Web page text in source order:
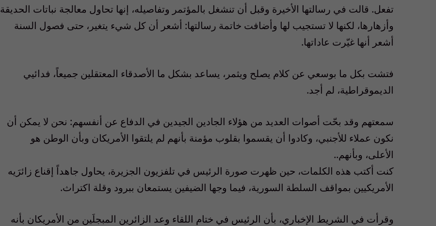
تفعل. قالت في رسالتها الأخيرة وقبل أن تنشغل بالمؤتمر وتفاصيله، إنها تحاول معالجة نباتات الحديقة
وأزهارها، لكنها لا تستجيب لها وأضافت خاتمة رسالتها: أشعر أن كل شيء يتغير، حتى فصول السنة
أشعر أنها غيّرت عاداتها.
فتشت بكل ما بوسعي عن كلام يصلح ويثمر، يساعد بشكل ما الأصدقاء المعتقلين جميعاً، فدائيي
الديموقراطية، لم أجد.
سمعتهم وقد بحّت أصوات العديد من هؤلاء الجادين الجيدين في الدفاع عن أنفسهم: نحن لا يمكن أن
نكون عملاء للأجنبي، وكادوا أن يقسموا بقلوب مؤمنة بأنهم لم يلتقوا الأمريكان وبأن الوطن هو
الأعلى، وبأنهم..
كنت أكتب هذه الكلمات، حين ظهرت صورة الرئيس في تلفزيون الجزيرة، يحاول جاهداً إقناع زائرَيه
الأمريكيين بمواقف السلطة السورية، فيما وجها الضيفين يستمعان ببرود وقلة اكتراث.
وقرأت في الشريط الإخباري، بأن الرئيس في ختام اللقاء وعد الزائرين المبجلَين من الأمريكان بأنه